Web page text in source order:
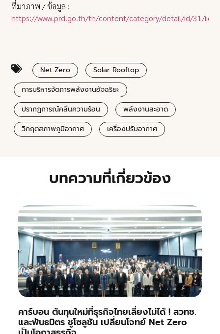
ที่มาภาพ / ข้อมูล :
https://www.prd.go.th/th/content/category/detail/id/31/iid/
Net Zero
Solar Rooftop
การบริหารจัดการพลังงานอัจฉริยะ
ปรากฏการณ์คลื่นความร้อน
พลังงานสะอาด
วิกฤตสภาพภูมิอากาศ
เครื่องปรับอากาศ
บทความที่เกี่ยวข้อง
คาร์บอน ต้นทุนใหม่ที่ธุรกิจไทยเลี่ยงไม่ได้ ! สวทช.
และพันธมิตร ชูโซลูชัน เปลี่ยนโจทย์ Net Zero